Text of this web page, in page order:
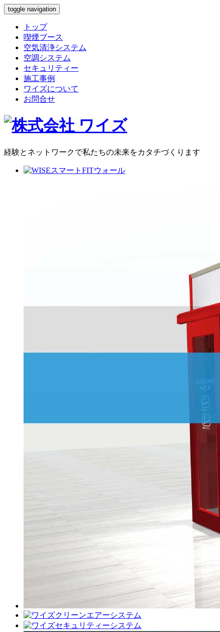
toggle navigation
トップ
喫煙ブース
空気清浄システム
空調システム
セキュリティー
施工事例
ワイズについて
お問合せ
経験とネットワークで私たちの未来をカタチづくります